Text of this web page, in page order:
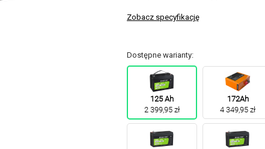
Zobacz specyfikację
Dostępne warianty:
125 Ah
2 399,95 zł
172Ah
4 349,95 zł